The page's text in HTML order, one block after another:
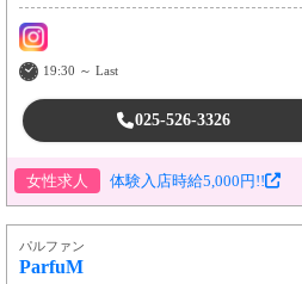
19:30 ～ Last
025-526-3326
女性求人 体験入店時給5,000円!!
パルファン
ParfuM